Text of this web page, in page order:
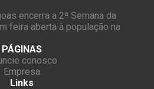
encerra a 2ª Semana da
feira aberta à população na
PÁGINAS
conosco
Empresa
Links